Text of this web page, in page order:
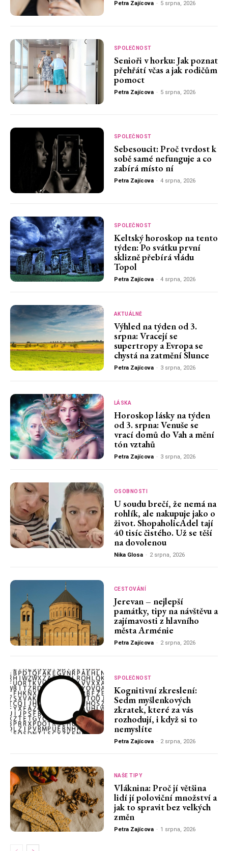
Petra Zajícova - 5 srpna, 2026
SPOLEČNOST
Senioři v horku: Jak poznat
přehřátí včas a jak rodičům
pomoct
Petra Zajícova - 5 srpna, 2026
SPOLEČNOST
Sebesoucit: Proč tvrdost k
sobě samé nefunguje a co
zabírá místo ní
Petra Zajícova - 4 srpna, 2026
SPOLEČNOST
Keltský horoskop na tento
týden: Po svátku první
sklizně přebírá vládu
Topol
Petra Zajícova - 4 srpna, 2026
AKTUÁLNĚ
Výhled na týden od 3.
srpna: Vracejí se
supertropy a Evropa se
chystá na zatmění Slunce
Petra Zajícova - 3 srpna, 2026
LÁSKA
Horoskop lásky na týden
od 3. srpna: Venuše se
vrací domů do Vah a mění
tón vztahů
Petra Zajícova - 3 srpna, 2026
OSOBNOSTI
U soudu brečí, že nemá na
rohlík, ale nakupuje jako o
život. ShopaholicAdel tají
40 tisíc čistého. Už se těší
na dovolenou
Nika Glosa - 2 srpna, 2026
CESTOVÁNÍ
Jerevan – nejlepší
památky, tipy na návštěvu a
zajímavosti z hlavního
města Arménie
Petra Zajícova - 2 srpna, 2026
SPOLEČNOST
Kognitivní zkreslení:
Sedm myšlenkových
zkratek, které za vás
rozhodují, i když si to
nemyslíte
Petra Zajícova - 2 srpna, 2026
NAŠE TIPY
Vláknina: Proč jí většina
lidí jí poloviční množství a
jak to spravit bez velkých
změn
Petra Zajícova - 1 srpna, 2026